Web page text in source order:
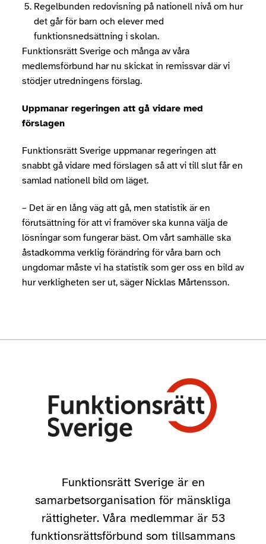
Regelbunden redovisning på nationell nivå om hur
det går för barn och elever med
funktionsnedsättning i skolan.
Funktionsrätt Sverige och många av våra
medlemsförbund har nu skickat in remissvar där vi
stödjer utredningens förslag.
Uppmanar regeringen att gå vidare med
förslagen
Funktionsrätt Sverige uppmanar regeringen att
snabbt gå vidare med förslagen så att vi till slut får en
samlad nationell bild om läget.
– Det är en lång väg att gå, men statistik är en
förutsättning för att vi framöver ska kunna välja de
lösningar som fungerar bäst. Om vårt samhälle ska
åstadkomma verklig förändring för våra barn och
ungdomar måste vi ha statistik som ger oss en bild av
hur verkligheten ser ut, säger Nicklas Mårtensson.
Funktionsrätt Sverige är en
samarbetsorganisation för mänskliga
rättigheter. Våra medlemmar är 53
funktionsrättsförbund som tillsammans